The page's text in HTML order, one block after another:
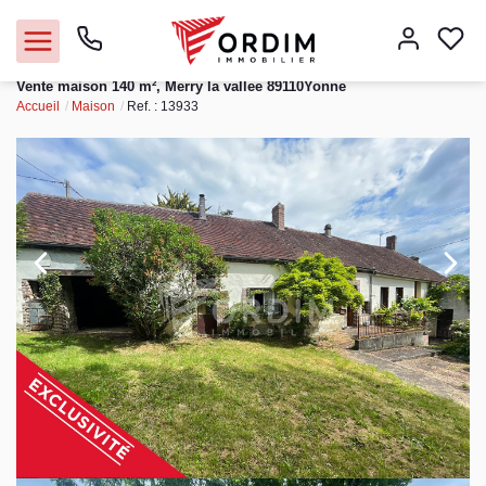
Nos agences
Acheter
Louer
Vendre
Immobilier pro
Faire gérer
Syndic
Vente maison 140 m², Merry la vallee 89110Yonne
Accueil Maison Ref. : 13933